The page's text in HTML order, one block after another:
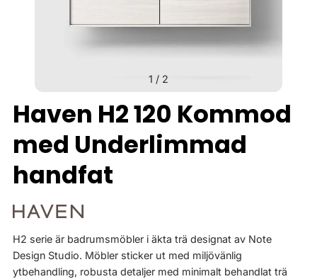
1 / 2
Haven H2 120 Kommod
med Underlimmad
handfat
H2 serie är badrumsmöbler i äkta trä designat av Note
Design Studio. Möbler sticker ut med miljövänlig
ytbehandling, robusta detaljer med minimalt behandlat trä